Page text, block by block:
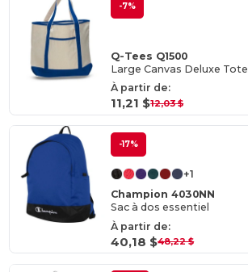
-7%
Q-Tees Q1500
Large Canvas Deluxe Tote
À partir de:
11,21 $12,03 $
-17%
+1
Champion 4030NN
Sac à dos essentiel
À partir de:
40,18 $48,22 $